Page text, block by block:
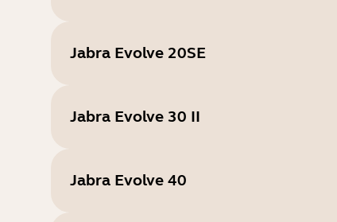
Jabra Evolve 20SE
Jabra Evolve 30 II
Jabra Evolve 40